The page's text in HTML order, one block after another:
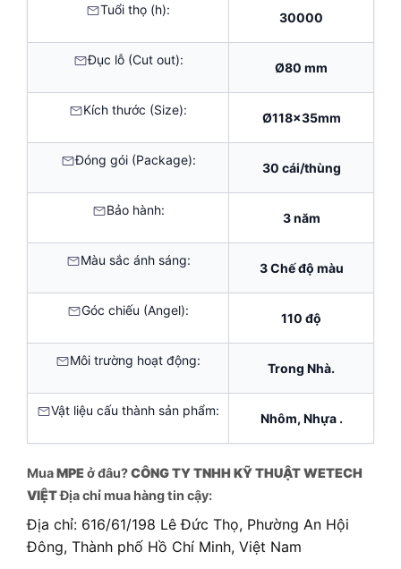
Tuổi thọ (h):
30000
Đục lỗ (Cut out):
Ø80 mm
Kích thước (Size):
Ø118x35mm
Đóng gói (Package):
30 cái/thùng
Bảo hành:
3 năm
Màu sắc ánh sáng:
3 Chế độ màu
Góc chiếu (Angel):
110 độ
Môi trường hoạt động:
Trong Nhà.
Vật liệu cấu thành sản phẩm:
Nhôm, Nhựa .
MuaMPEở đâu?CÔNG TY TNHH KỸ THUẬT WETECH
VIỆTĐịa chỉ mua hàng tin cậy:
Địa chỉ: 616/61/198 Lê Đức Thọ, Phường An Hội
Đông, Thành phố Hồ Chí Minh, Việt Nam